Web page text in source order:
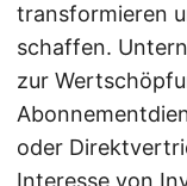
transformieren
schaffen.
zur
oder
Interesse von